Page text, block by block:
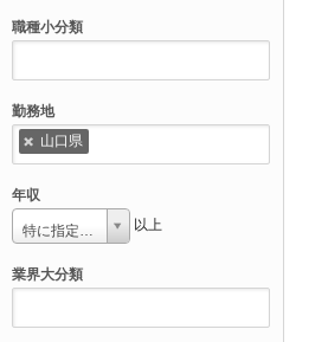
職種小分類
勤務地
山口県
年収
特に指定しない 以上
業界大分類